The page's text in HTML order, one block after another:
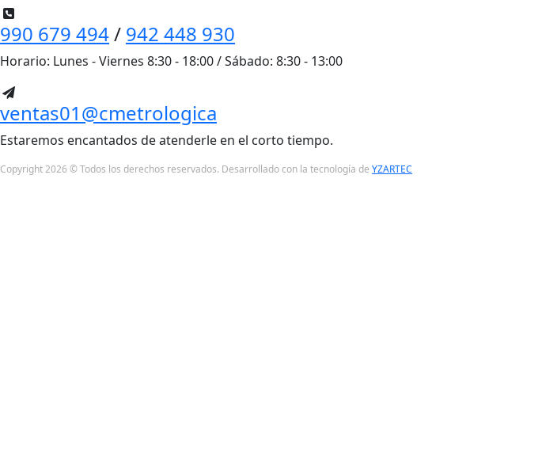
990 679 494/ 942 448 930
Horario: Lunes - Viernes 8:30 - 18:00 / Sábado: 8:30 - 13:00
ventas01@cmetrologica
Estaremos encantados de atenderle en el corto tiempo.
Copyright 2026 © Todos los derechos reservados. Desarrollado con la tecnología de YZARTEC